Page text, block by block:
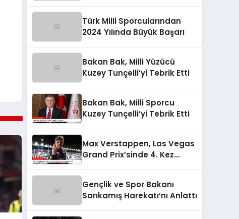
Türk Milli Sporcularından
2024 Yılında Büyük Başarı
Bakan Bak, Milli Yüzücü
Kuzey Tunçelli’yi Tebrik Etti
Bakan Bak, Milli Sporcu
Kuzey Tunçelli’yi Tebrik Etti
Max Verstappen, Las Vegas
Grand Prix’sinde 4. Kez
Gençlik ve Spor Bakanı
Sarıkamış Harekatı’nı Anlattı